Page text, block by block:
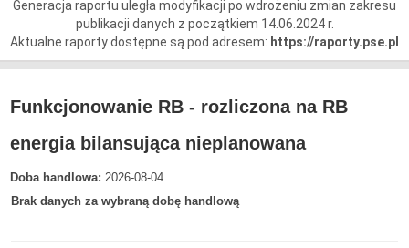
Generacja raportu uległa modyfikacji po wdrożeniu zmian zakresu
publikacji danych z początkiem 14.06.2024 r.
Aktualne raporty dostępne są pod adresem: https://raporty.pse.pl
Funkcjonowanie RB - rozliczona na RB
energia bilansująca nieplanowana
Doba handlowa: 2026-08-04
Brak danych za wybraną dobę handlową